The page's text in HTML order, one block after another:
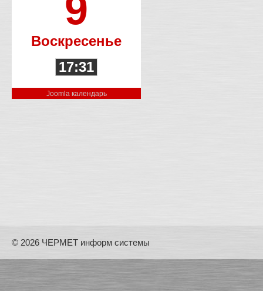
9
Воскресенье
17:31
Joomla календарь
© 2026 ЧЕРМЕТ информ системы